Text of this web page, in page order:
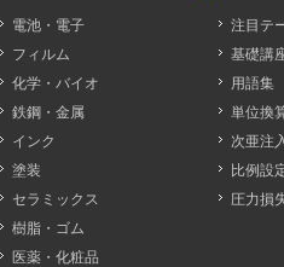
電池・電子
フィルム
化学・バイオ
鉄鋼・金属
インク
塗装
セラミックス
樹脂・ゴム
医薬・化粧品
注目テ
基礎講
用語集
単位換
次亜注
比例設
圧力損